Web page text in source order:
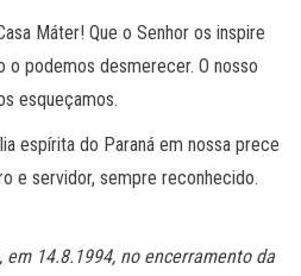
Máter! Que o Senhor os inspire
podemos desmerecer. O nosso
esqueçamos.
espírita do Paraná em nossa prece
e servidor, sempre reconhecido.
em 14.8.1994, no encerramento da